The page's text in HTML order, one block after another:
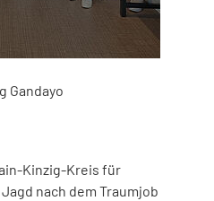
Gandayo
Kinzig-Kreis für
nach dem Traumjob